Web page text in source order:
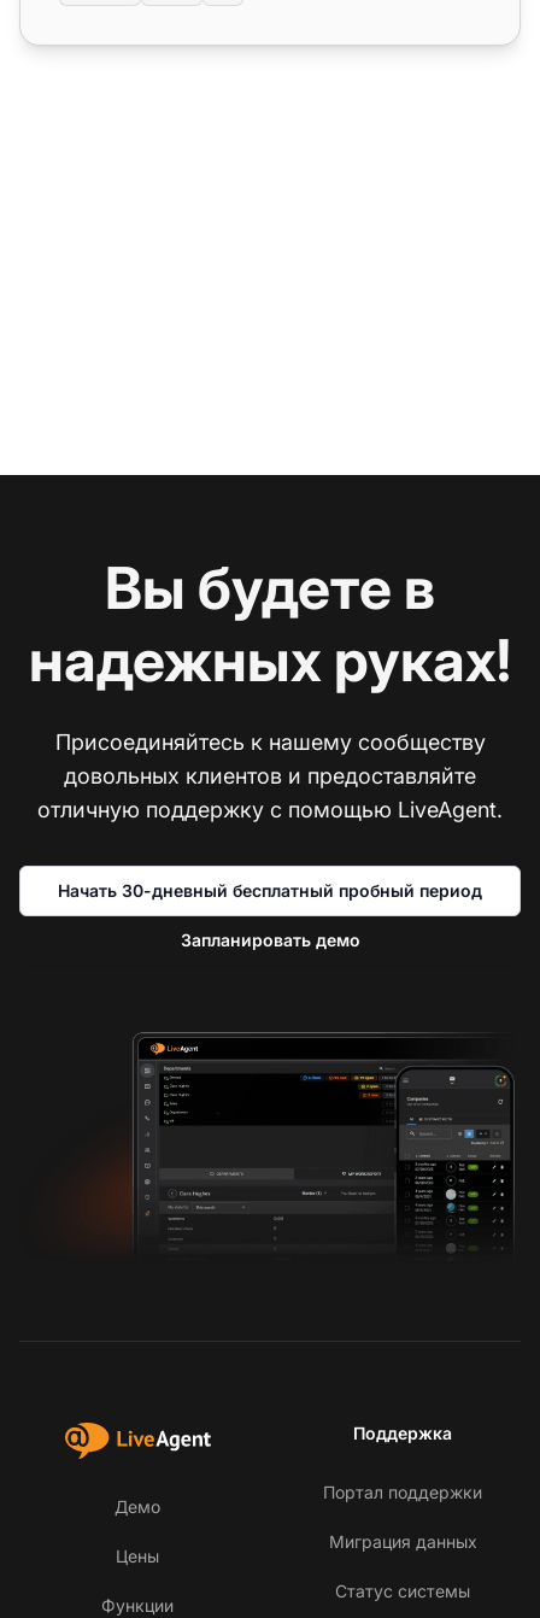
Вы будете в
надежных руках!
Присоединяйтесь к нашему сообществу
довольных клиентов и предоставляйте
отличную поддержку с помощью LiveAgent.
Начать 30-дневный бесплатный пробный период
Запланировать демо
Демо
Цены
Функции
Поддержка
Портал поддержки
Миграция данных
Статус системы